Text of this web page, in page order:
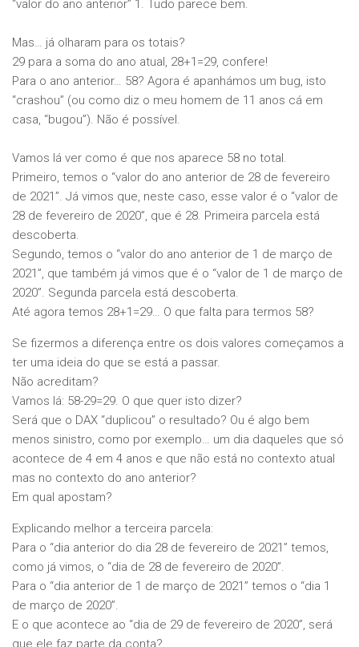
“valor do ano anterior” 1. Tudo parece bem.
Mas… já olharam para os totais?
29 para a soma do ano atual, 28+1=29, confere!
Para o ano anterior… 58? Agora é apanhámos um bug, isto
“crashou” (ou como diz o meu homem de 11 anos cá em
casa, “bugou”). Não é possível.
Vamos lá ver como é que nos aparece 58 no total.
Primeiro, temos o “valor do ano anterior de 28 de fevereiro
de 2021”. Já vimos que, neste caso, esse valor é o “valor de
28 de fevereiro de 2020”, que é 28. Primeira parcela está
descoberta.
Segundo, temos o “valor do ano anterior de 1 de março de
2021”, que também já vimos que é o “valor de 1 de março de
2020”. Segunda parcela está descoberta.
Até agora temos 28+1=29… O que falta para termos 58?
Se fizermos a diferença entre os dois valores começamos a
ter uma ideia do que se está a passar.
Não acreditam?
Vamos lá: 58-29=29. O que quer isto dizer?
Será que o DAX “duplicou” o resultado? Ou é algo bem
menos sinistro, como por exemplo… um dia daqueles que só
acontece de 4 em 4 anos e que não está no contexto atual
mas no contexto do ano anterior?
Em qual apostam?
Explicando melhor a terceira parcela:
Para o “dia anterior do dia 28 de fevereiro de 2021” temos,
como já vimos, o “dia de 28 de fevereiro de 2020”.
Para o “dia anterior de 1 de março de 2021” temos o “dia 1
de março de 2020”.
E o que acontece ao “dia de 29 de fevereiro de 2020”, será